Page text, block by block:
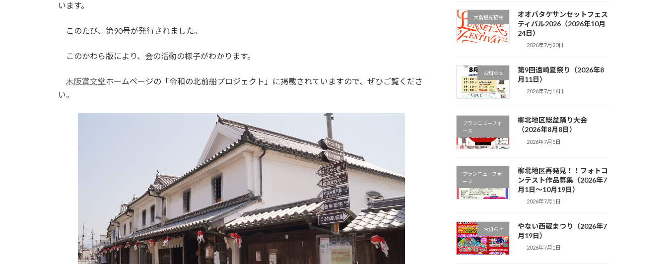
います。
このたび、第90号が発行されました。
このかわら版により、会の活動の様子がわかります。
木阪賞文堂ホームページの「令和の北前船プロジェクト」に掲載されていますので、ぜひご覧くださ
い。
大畠観光協会
オオバタケサンセットフェス
ティバル2026（2026年10月
24日）
2026年7月20日
お知らせ
第9回遠崎夏祭り（2026年8
月11日）
2026年7月16日
ブランニューフォ
ース
柳北地区総盆踊り大会
（2026年8月8日）
2026年7月5日
ブランニューフォ
ース
柳北地区再発見！！フォトコ
ンテスト作品募集（2026年7
月1日～10月19日）
2026年7月1日
お知らせ
やない西蔵まつり（2026年7
月19日）
2026年7月1日